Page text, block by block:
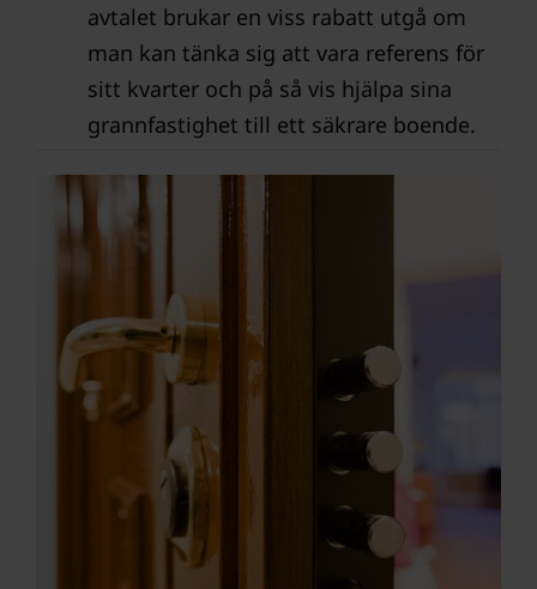
avtalet brukar en viss rabatt utgå om
man kan tänka sig att vara referens för
sitt kvarter och på så vis hjälpa sina
grannfastighet till ett säkrare boende.